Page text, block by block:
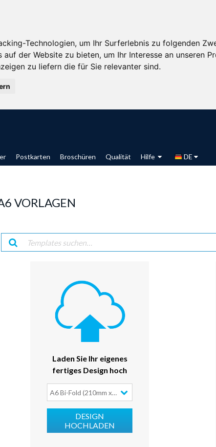
Technologien, um Ihr Surferlebnis zu folgenden
auf der Website zu bieten, um Ihr Interesse an unseren
zu liefern die für Sie relevanter sind.
Postkarten Broschüren Qualität Hilfe DE
VORLAGEN
Laden Sie Ihr eigenes
fertiges Design hoch
A6 Bi-Fold (210mm x 148mm)
DESIGN
HOCHLADEN